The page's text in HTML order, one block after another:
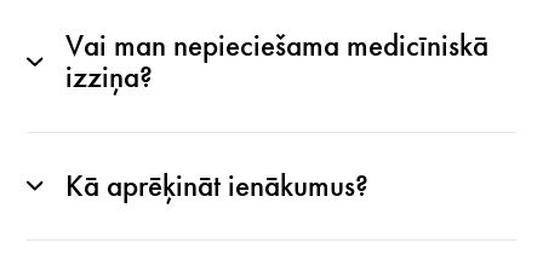
Vai man nepieciešama medicīniskā
izziņa?
Kā aprēķināt ienākumus?